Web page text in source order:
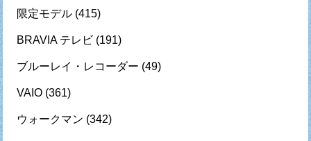
限定モデル (415)
BRAVIA テレビ (191)
ブルーレイ・レコーダー (49)
VAIO (361)
ウォークマン (342)